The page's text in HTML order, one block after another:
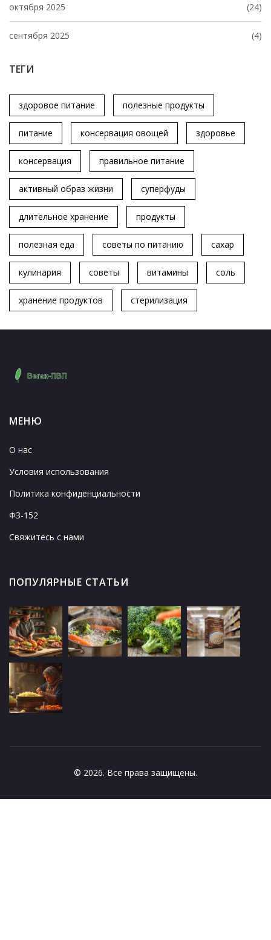
октября 2025 (24)
сентября 2025 (4)
ТЕГИ
здоровое питание полезные продукты
питание консервация овощей здоровье
консервация правильное питание
активный образ жизни суперфуды
длительное хранение продукты
полезная еда советы по питанию сахар
кулинария советы витамины соль
хранение продуктов стерилизация
МЕНЮ
О нас
Условия использования
Политика конфиденциальности
ФЗ-152
Свяжитесь с нами
ПОПУЛЯРНЫЕ СТАТЬИ
© 2026. Все права защищены.